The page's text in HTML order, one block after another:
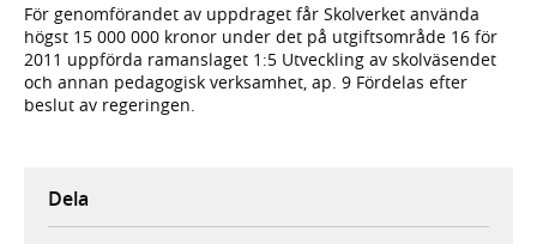
För genomförandet av uppdraget får Skolverket använda
högst 15 000 000 kronor under det på utgiftsområde 16 för
2011 uppförda ramanslaget 1:5 Utveckling av skolväsendet
och annan pedagogisk verksamhet, ap. 9 Fördelas efter
beslut av regeringen.
Dela